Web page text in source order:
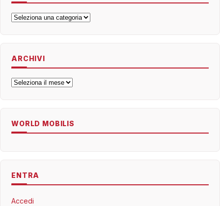
Categorie
ARCHIVI
Archivi
WORLD MOBILIS
ENTRA
Accedi